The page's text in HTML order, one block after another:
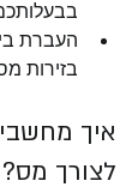
העברת
בזירות
איך
לצורך מס?